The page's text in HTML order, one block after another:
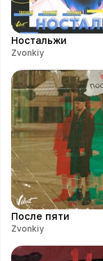
Ностальжи
Zvonkiy
После пяти
Zvonkiy